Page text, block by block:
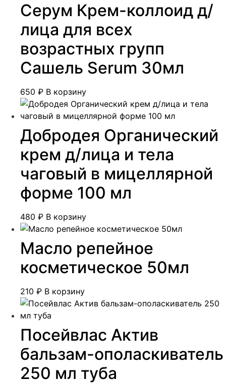
Серум Крем-коллоид д/
лица для всех
возрастных групп
Сашель Serum 30мл
650 ₽ В корзину
Добродея Органический
крем д/лица и тела
чаговый в мицеллярной
форме 100 мл
480 ₽ В корзину
Масло репейное
косметическое 50мл
210 ₽ В корзину
Посейвлас Актив
бальзам-ополаскиватель
250 мл туба